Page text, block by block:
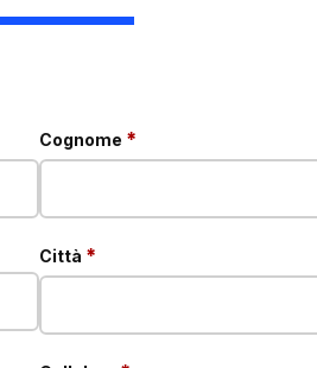
Cognome *
Città *